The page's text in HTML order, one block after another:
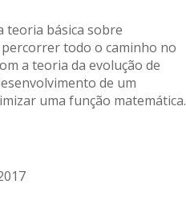
teoria básica sobre
todo o caminho no
a teoria da evolução de
de um
uma função matemática.